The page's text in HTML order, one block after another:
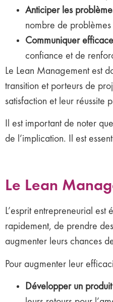
Anticiper les
nombre de problèmes
Communiquer
confiance et de
Le Lean Management est
transition et porteurs de
satisfaction et leur réussite
Il est important de noter
de l’implication. Il est
Le Lean
L’esprit entrepreneurial
rapidement, de prendre
augmenter leurs chances
Pour augmenter leur
Développer un